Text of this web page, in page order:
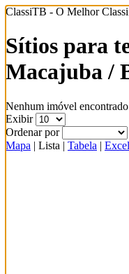
ClassiTB - O Melhor
Sítios para
Macajuba /
Nenhum imóvel encontrado
Exibir
Ordenar por
Mapa | Lista | Tabela | Excel